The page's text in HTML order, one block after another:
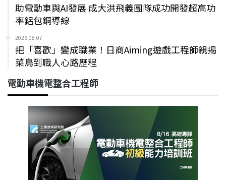
助電動車與AI發展 成大洪飛義團隊成功開發超高功
率鋁包銅導線
2026-08-07
把「喜歡」變成職業！日商Aiming遊戲工程師親揭
菜鳥到職人心路歷程
電動車機電整合工程師